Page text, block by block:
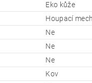
Eko kůže
Houpací
Ne
Ne
Ne
Kov